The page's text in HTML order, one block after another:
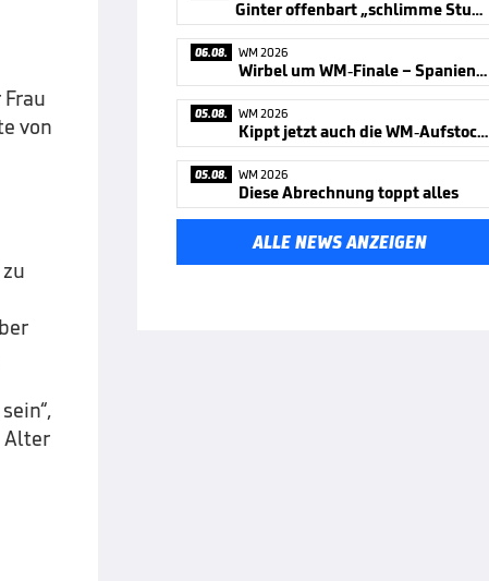
von
Alter
Ginter offenbart „schlimme Stunden“
06.08. WM 2026
Wirbel um WM-Finale – Spanien reagiert
05.08. WM 2026
Kippt jetzt auch die WM-Aufstockung?
05.08. WM 2026
Diese Abrechnung toppt alles
ALLE NEWS ANZEIGEN